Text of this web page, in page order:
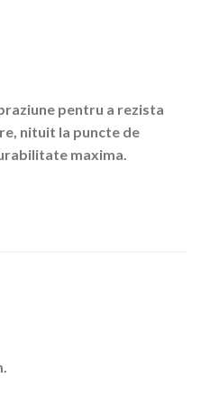
pentru a rezista
nituit la puncte de
maxima.